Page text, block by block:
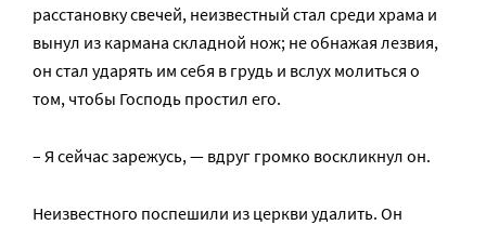
расстановку свечей, неизвестный стал среди храма и
вынул из кармана складной нож; не обнажая лезвия,
он стал ударять им себя в грудь и вслух молиться о
том, чтобы Господь простил его.
– Я сейчас зарежусь, — вдруг громко воскликнул он.
Неизвестного поспешили из церкви удалить. Он